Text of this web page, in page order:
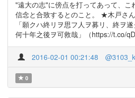
"遠大の志"に傍点を打ってあって、こ
信念と合致するとのこと。 ★木戸さ
「願クハ終リヲ思フ人ヲ募リ、終ヲ
何十年之後ヲ可救哉」（https://t.co/
2016-02-01 00:21:48
0